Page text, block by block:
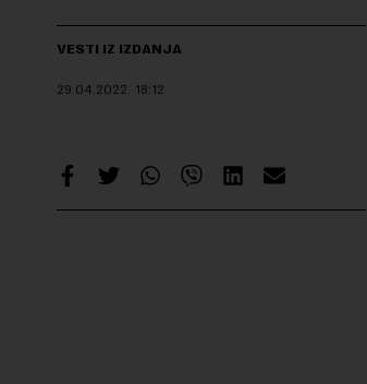
VESTI IZ IZDANJA
29.04.2022. 18:12